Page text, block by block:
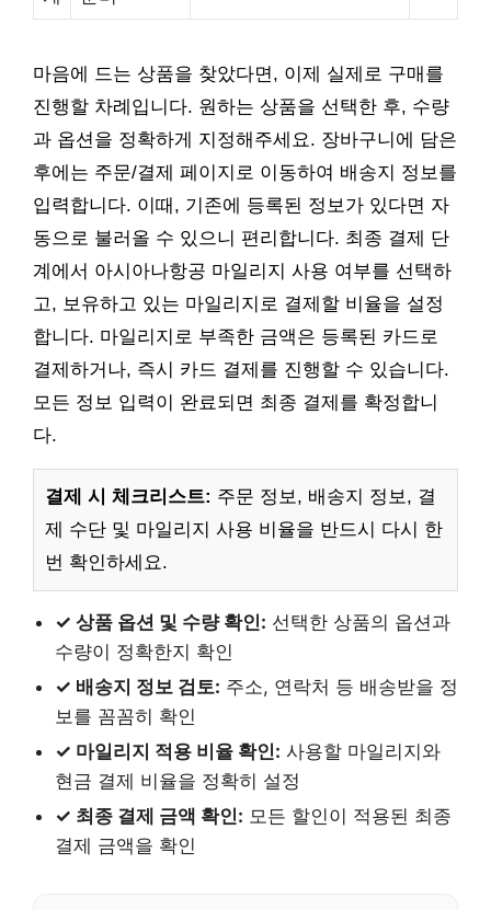
마음에 드는 상품을 찾았다면, 이제 실제로 구매를
진행할 차례입니다. 원하는 상품을 선택한 후, 수량
과 옵션을 정확하게 지정해주세요. 장바구니에 담은
후에는 주문/결제 페이지로 이동하여 배송지 정보를
입력합니다. 이때, 기존에 등록된 정보가 있다면 자
동으로 불러올 수 있으니 편리합니다. 최종 결제 단
계에서 아시아나항공 마일리지 사용 여부를 선택하
고, 보유하고 있는 마일리지로 결제할 비율을 설정
합니다. 마일리지로 부족한 금액은 등록된 카드로
결제하거나, 즉시 카드 결제를 진행할 수 있습니다.
모든 정보 입력이 완료되면 최종 결제를 확정합니
다.
결제 시 체크리스트: 주문 정보, 배송지 정보, 결
제 수단 및 마일리지 사용 비율을 반드시 다시 한
번 확인하세요.
✓ 상품 옵션 및 수량 확인: 선택한 상품의 옵션과
수량이 정확한지 확인
✓ 배송지 정보 검토: 주소, 연락처 등 배송받을 정
보를 꼼꼼히 확인
✓ 마일리지 적용 비율 확인: 사용할 마일리지와
현금 결제 비율을 정확히 설정
✓ 최종 결제 금액 확인: 모든 할인이 적용된 최종
결제 금액을 확인